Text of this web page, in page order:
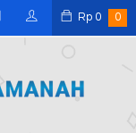
Rp 0 0